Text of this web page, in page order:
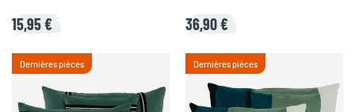
15,95 € 36,90 €
Dernières pièces Dernières pièces